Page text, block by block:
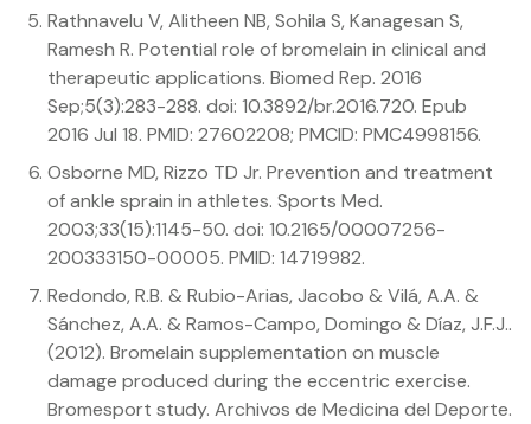
Rathnavelu V, Alitheen NB, Sohila S, Kanagesan S,
Ramesh R. Potential role of bromelain in clinical and
therapeutic applications. Biomed Rep. 2016
Sep;5(3):283-288. doi: 10.3892/br.2016.720. Epub
2016 Jul 18. PMID: 27602208; PMCID: PMC4998156.
Osborne MD, Rizzo TD Jr. Prevention and treatment
of ankle sprain in athletes. Sports Med.
2003;33(15):1145-50. doi: 10.2165/00007256-
200333150-00005. PMID: 14719982.
Redondo, R.B. & Rubio-Arias, Jacobo & Vilá, A.A. &
Sánchez, A.A. & Ramos-Campo, Domingo & Díaz, J.F.J..
(2012). Bromelain supplementation on muscle
damage produced during the eccentric exercise.
Bromesport study. Archivos de Medicina del Deporte.